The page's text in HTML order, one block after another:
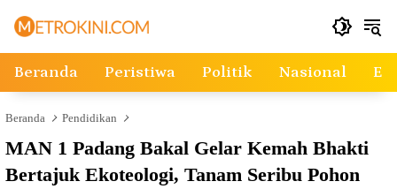
Beranda Peristiwa Politik Nasional
Beranda Pendidikan
MAN 1 Padang Bakal Gelar Kemah Bhakti
Bertajuk Ekoteologi, Tanam Seribu Pohon